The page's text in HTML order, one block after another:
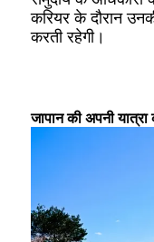
करियर के दौरान
करती रहेगी।
जापान की अपनी